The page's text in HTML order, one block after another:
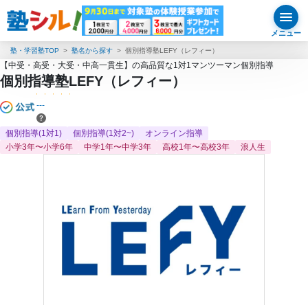
メニュー
塾・学習塾TOP 塾名から探す 個別指導塾LEFY（レフィー）
【中受・高受・大受・中高一貫生】の高品質な1対1マンツーマン個別指導
個別指導塾LEFY（レフィー）
---
個別指導(1対1) 個別指導(1対2~)
オンライン指導
小学3年〜小学6年
中学1年〜中学3年 高校1年〜高校3年 浪人生